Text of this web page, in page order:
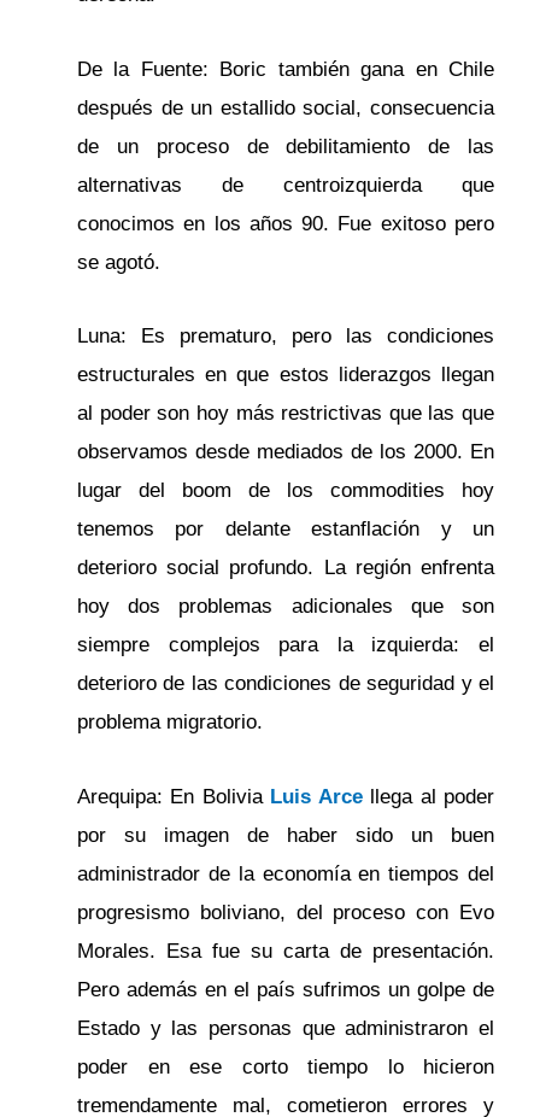
De la Fuente: Boric también gana en Chile
después de un estallido social, consecuencia
de un proceso de debilitamiento de las
alternativas de centroizquierda que
conocimos en los años 90. Fue exitoso pero
se agotó.
Luna: Es prematuro, pero las condiciones
estructurales en que estos liderazgos llegan
al poder son hoy más restrictivas que las que
observamos desde mediados de los 2000. En
lugar del boom de los commodities hoy
tenemos por delante estanflación y un
deterioro social profundo. La región enfrenta
hoy dos problemas adicionales que son
siempre complejos para la izquierda: el
deterioro de las condiciones de seguridad y el
problema migratorio.
Arequipa: En BoliviaLuis Arcellega al poder
por su imagen de haber sido un buen
administrador de la economía en tiempos del
progresismo boliviano, del proceso con Evo
Morales. Esa fue su carta de presentación.
Pero además en el país sufrimos un golpe de
Estado y las personas que administraron el
poder en ese corto tiempo lo hicieron
tremendamente mal, cometieron errores y